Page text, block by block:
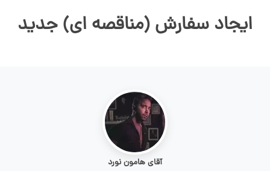
ایجاد سفارش (مناقصه ای) جدید
آقای هامون نورد